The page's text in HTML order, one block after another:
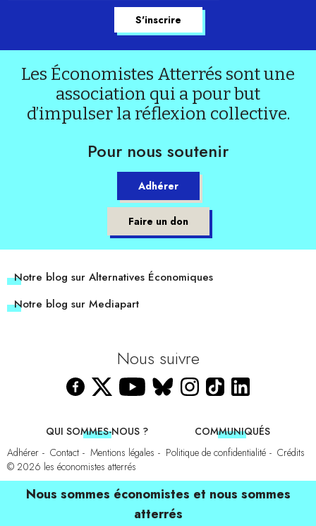
Les Économistes Atterrés sont une
association qui a pour but
d’impulser la réflexion collective.
Pour nous soutenir
Adhérer
Faire un don
Notre blog sur Alternatives Économiques
Notre blog sur Mediapart
Nous suivre
QUI SOMMES-NOUS ?
COMMUNIQUÉS
Adhérer
Contact Mentions légales Politique de confidentialité
Crédits
© 2026 les économistes atterrés
Nous sommes économistes et nous sommes
atterrés